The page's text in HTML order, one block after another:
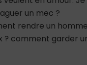
un mec ?
rendre un
? comment garder